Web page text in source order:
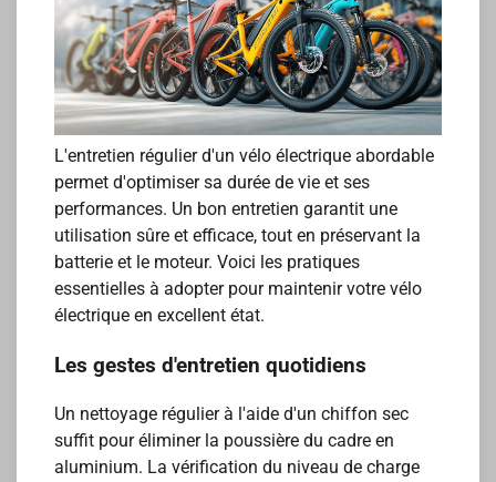
L'entretien régulier d'un vélo électrique abordable
permet d'optimiser sa durée de vie et ses
performances. Un bon entretien garantit une
utilisation sûre et efficace, tout en préservant la
batterie et le moteur. Voici les pratiques
essentielles à adopter pour maintenir votre vélo
électrique en excellent état.
Les gestes d'entretien quotidiens
Un nettoyage régulier à l'aide d'un chiffon sec
suffit pour éliminer la poussière du cadre en
aluminium. La vérification du niveau de charge